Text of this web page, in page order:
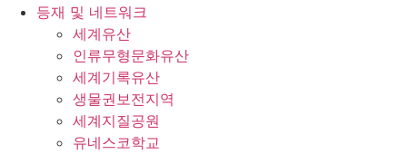
등재 및 네트워크
세계유산
인류무형문화유산
세계기록유산
생물권보전지역
세계지질공원
유네스코학교